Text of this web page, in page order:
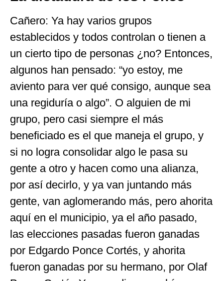
Cañero: Ya hay varios grupos
establecidos y todos controlan o tienen a
un cierto tipo de personas ¿no? Entonces,
algunos han pensado: “yo estoy, me
aviento para ver qué consigo, aunque sea
una regiduría o algo”. O alguien de mi
grupo, pero casi siempre el más
beneficiado es el que maneja el grupo, y
si no logra consolidar algo le pasa su
gente a otro y hacen como una alianza,
por así decirlo, y ya van juntando más
gente, van aglomerando más, pero ahorita
aquí en el municipio, ya el año pasado,
las elecciones pasadas fueron ganadas
por Edgardo Ponce Cortés, y ahorita
fueron ganadas por su hermano, por Olaf